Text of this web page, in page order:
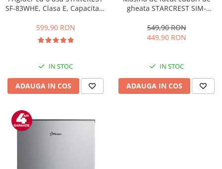
SF-83WHE, Clasa E, Capacitate
Compartiment gheata, H 85
cm, Alb
599,90 RON
IN STOC
ADAUGA IN COS
gheata STARCREST SIM-
Doua dimensiuni pentru
cuburi, Rezervor apa 1.3 l,
549,90 RON
449,90 RON
IN STOC
ADAUGA IN COS